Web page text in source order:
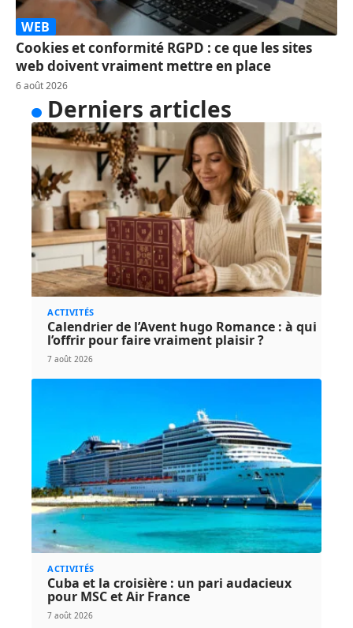
WEB
Cookies et conformité RGPD : ce que les sites
web doivent vraiment mettre en place
6 août 2026
Derniers articles
ACTIVITÉS
Calendrier de l’Avent hugo Romance : à qui
l’offrir pour faire vraiment plaisir ?
7 août 2026
ACTIVITÉS
Cuba et la croisière : un pari audacieux
pour MSC et Air France
7 août 2026